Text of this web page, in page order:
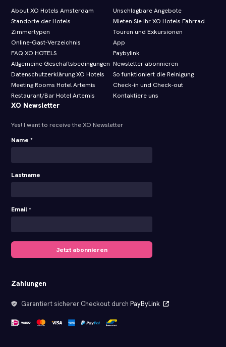
About XO Hotels Amsterdam
Standorte der Hotels
Zimmertypen
Online-Gast-Verzeichnis
FAQ XO HOTELS
Allgemeine Geschäftsbedingungen
Datenschutzerklärung XO Hotels
Meeting Rooms Hotel Artemis
Restaurant/Bar Hotel Artemis
Unschlagbare Angebote
Mieten Sie Ihr XO Hotels Fahrrad
Touren und Exkursionen
App
Paybylink
Newsletter abonnieren
So funktioniert die Reinigung
Check-in und Check-out
Kontaktiere uns
XO Newsletter
Yes! I want to receive the XO Newsletter
Name *
Lastname
Email *
Jetzt abonnieren
Zahlungen
Garantiert sicherer Checkout durchPayByLink